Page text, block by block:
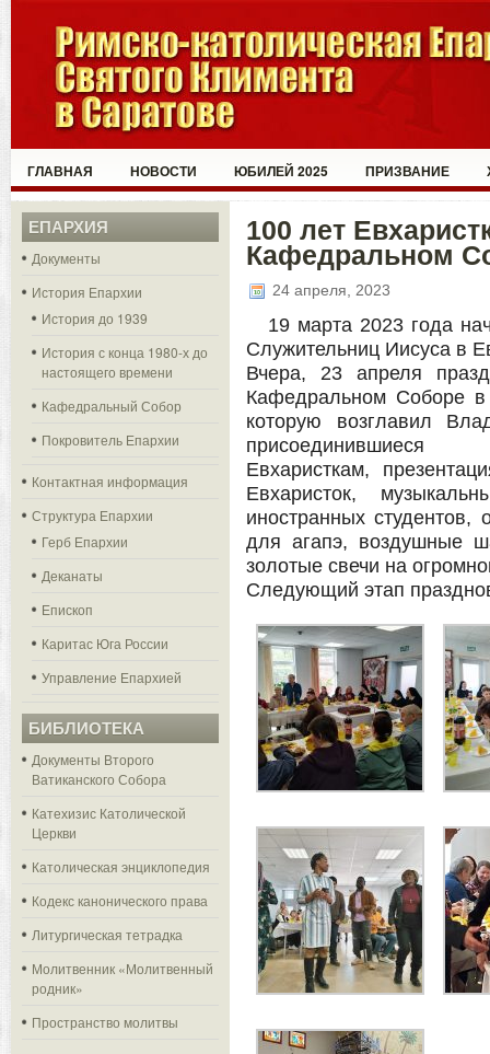
ГЛАВНАЯ НОВОСТИ ЮБИЛЕЙ 2025 ПРИЗВАНИЕ
ЕПАРХИЯ
Документы
История Епархии
История до 1939
История с конца 1980-х до
настоящего времени
Кафедральный Собор
Покровитель Епархии
Контактная информация
Структура Епархии
Герб Епархии
Деканаты
Епископ
Каритас Юга России
Управление Епархией
БИБЛИОТЕКА
Документы Второго
Ватиканского Собора
Катехизис Католической
Церкви
Католическая энциклопедия
Кодекс канонического права
Литургическая тетрадка
Молитвенник «Молитвенный
родник»
Пространство молитвы
100 лет
Кафедральном
24 апреля, 2023
19 марта 2023 года
Служительниц Иисуса в
Вчера, 23 апреля
Кафедральном Соборе
которую возглавил
Евхаристкам,
Евхаристок,
иностранных студентов,
для агапэ, воздушные
золотые свечи на
Следующий этап